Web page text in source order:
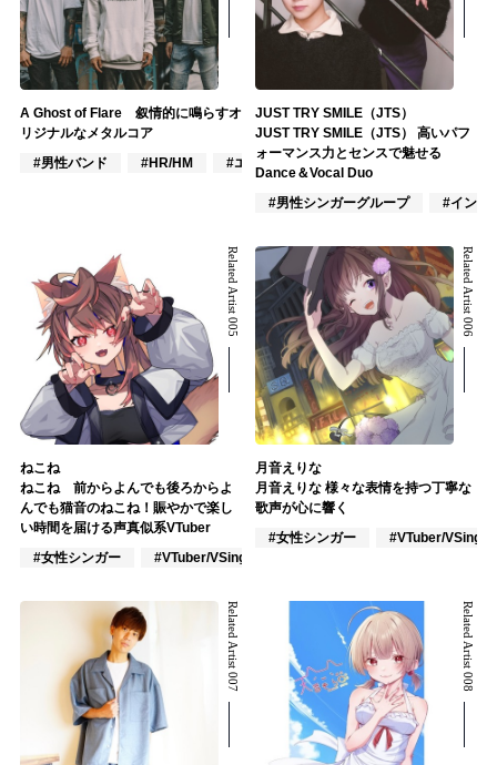
A Ghost of Flare 叙情的に鳴らすオ
リジナルなメタルコア
#男性バンド
#HR/HM #エモ/スクリーモ
JUST TRY SMILE（JTS）
JUST TRY SMILE（JTS） 高いパフ
ォーマンス力とセンスで魅せる
Dance＆Vocal Duo
#男性シンガーグループ
#インデ
Related Artist 005
ねこね
ねこね 前からよんでも後ろからよ
んでも猫音のねこね！賑やかで楽し
い時間を届ける声真似系VTuber
#女性シンガー
#VTuber/VSinger
Related Artist 006
月音えりな
月音えりな 様々な表情を持つ丁寧な
歌声が心に響く
#女性シンガー
#VTuber/VSinger
Related Artist 007 Related Artist 008